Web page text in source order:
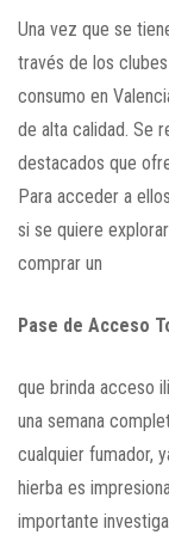
Una vez que se
través de los
consumo en
de alta calidad. Se
destacados que
Para acceder a
si se quiere
comprar un
Pase de Acceso
que brinda acceso
una semana
cualquier fumador,
hierba es
importante